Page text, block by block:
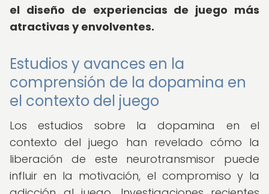
el diseño de experiencias de juego más
atractivas y envolventes.
Estudios y avances en la
comprensión de la dopamina en
el contexto del juego
Los estudios sobre la dopamina en el
contexto del juego han revelado cómo la
liberación de este neurotransmisor puede
influir en la motivación, el compromiso y la